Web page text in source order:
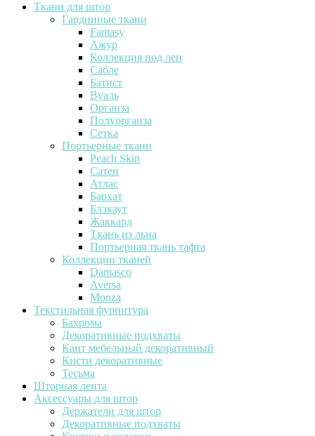
Ткани для штор
Гардинные ткани
Fantasy
Ажур
Коллекция под лен
Сабле
Батист
Вуаль
Органза
Полуорганза
Сетка
Портьерные ткани
Peach Skin
Сатен
Атлас
Бархат
Блэкаут
Жаккард
Ткань из льна
Портьерная ткань тафта
Коллекции тканей
Damasco
Aversa
Monza
Текстильная фурнитура
Бахрома
Декоративные подхваты
Кант мебельный декоративный
Кисти декоративные
Тесьма
Шторная лента
Аксессуары для штор
Держатели для штор
Декоративные подхваты